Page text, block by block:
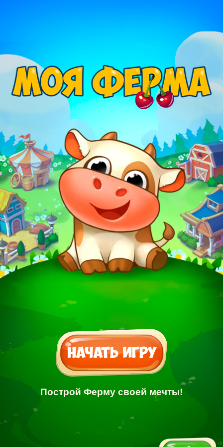
Построй Ферму своей мечты!